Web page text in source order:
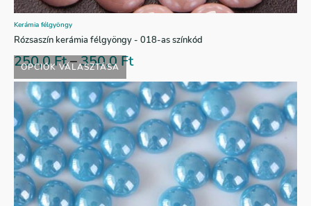
OPCIÓK VÁLASZTÁSA
Kerámia félgyöngy
Rózsaszín kerámia félgyöngy - 018-as színkód
250,0Ft–350,0Ft